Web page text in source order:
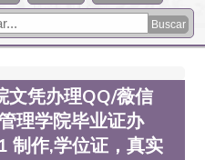
文凭办理QQ/薇信
理学院毕业证办
制作,学位证，真实